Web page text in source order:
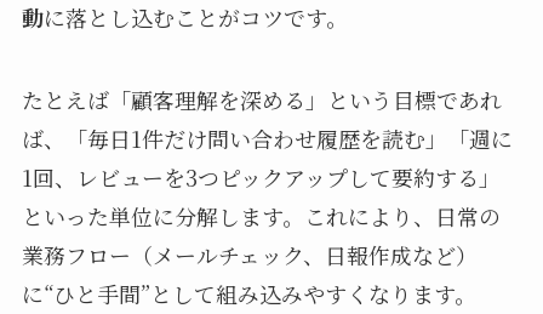
動に落とし込むことがコツです。
たとえば「顧客理解を深める」という目標であれ
ば、「毎日1件だけ問い合わせ履歴を読む」「週に
1回、レビューを3つピックアップして要約する」
といった単位に分解します。これにより、日常の
業務フロー（メールチェック、日報作成など）
に“ひと手間”として組み込みやすくなります。